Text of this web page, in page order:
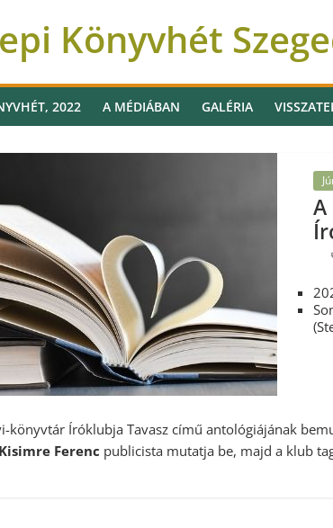
Könyvhét
2022 A MÉDIÁBAN GALÉRIA
könyvtár Íróklubja Tavasz című antológiájának
Kisimre Ferenc publicista mutatja be, majd a klub